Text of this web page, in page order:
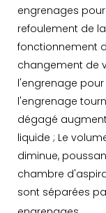
engrenages
refoulement de
fonctionnement
changement de
l'engrenage
l'engrenage
dégagé
liquide ; Le
diminue,
chambre
sont séparées